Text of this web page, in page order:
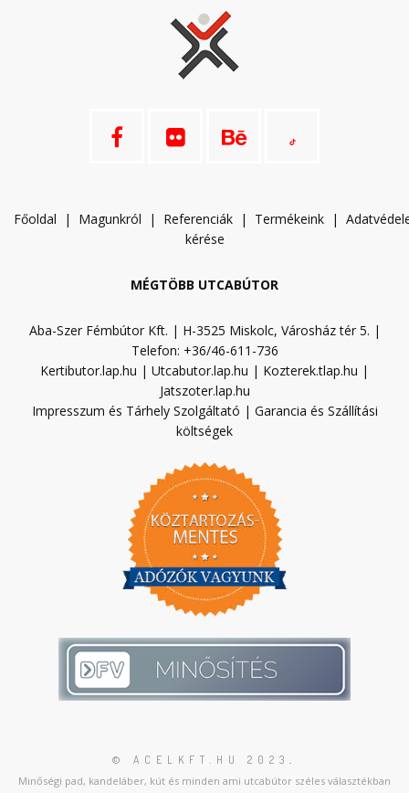
Főoldal | Magunkról | Referenciák | Termékeink | A
kérése
MÉGTÖBB UTCABÚTOR
Aba-Szer Fémbútor Kft. | H-3525 Miskolc, Városház tér 5. |
Telefon: +36/46-611-736
Kertibutor.lap.hu | Utcabutor.lap.hu | Kozterek.tlap.hu |
Jatszoter.lap.hu
Impresszum és Tárhely Szolgáltató | Garancia és Szállítási
költségek
© ACELKFT.HU 2023
Minőségi pad, kandeláber, kút és minden ami utcabútor széles választékban